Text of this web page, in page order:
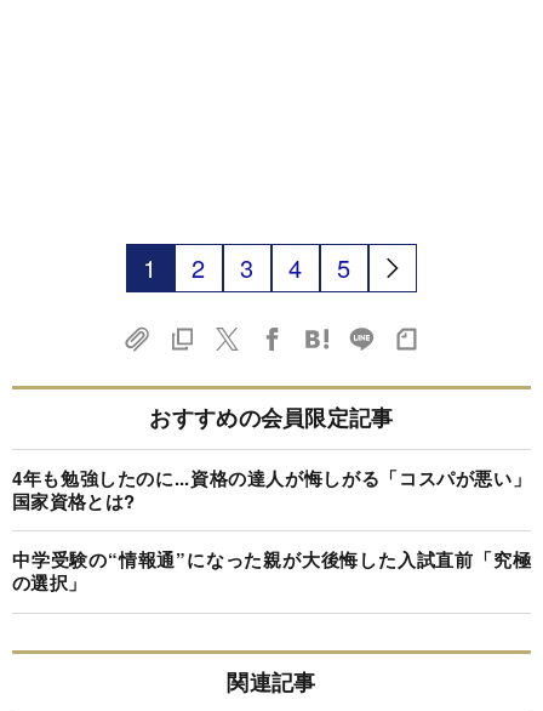
1 2 3 4 5
おすすめの会員限定記事
4年も勉強したのに...資格の達人が悔しがる「コスパが悪い」
国家資格とは?
中学受験の“情報通”になった親が大後悔した入試直前「究極
の選択」
関連記事